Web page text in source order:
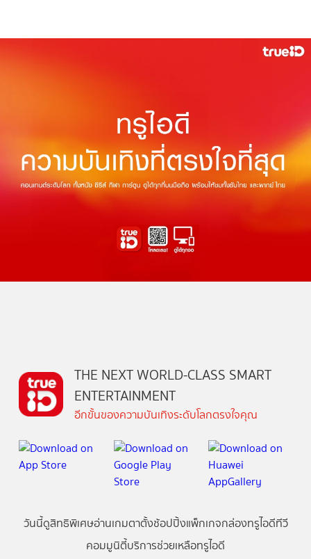
THE NEXT WORLD-CLASS SMART
ENTERTAINMENT
อีกขั้นของความบันเทิงระดับโลกตรงใจคุณ
วันนี้ดูสิทธิพิเศษอ่านเกมตาตั้งช้อปปิ้งแพ็กเกจกล่องทรูไอดีทีวี
คอมมูนิตี้บริการช่วยเหลือทรูไอดี